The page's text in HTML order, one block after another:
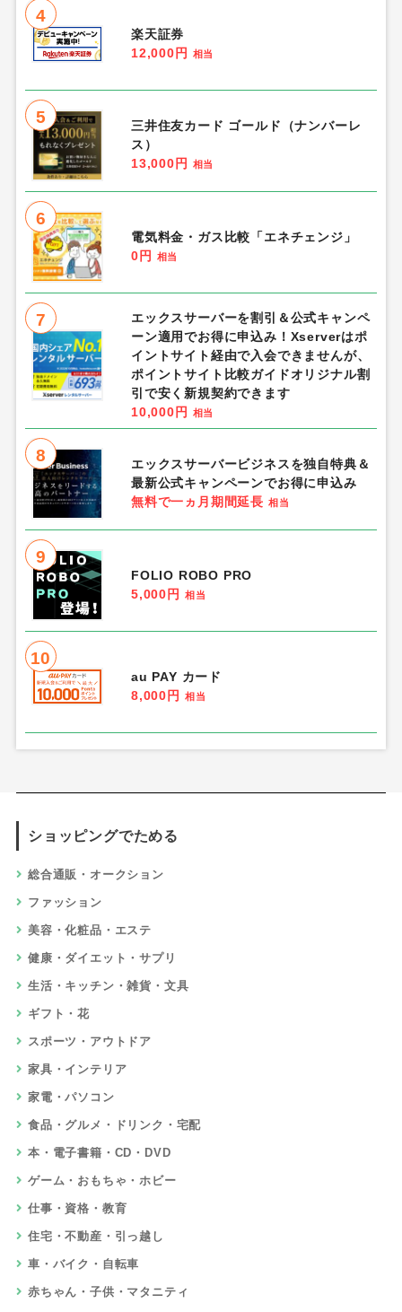
4
楽天証券
12,000円
相当
5
三井住友カード ゴールド（ナンバーレ
ス）
13,000円
相当
6
電気料金・ガス比較「エネチェンジ」
0円
相当
7
エックスサーバーを割引＆公式キャンペ
ーン適用でお得に申込み！Xserverはポ
イントサイト経由で入会できませんが、
ポイントサイト比較ガイドオリジナル割
引で安く新規契約できます
10,000円
相当
8
エックスサーバービジネスを独自特典＆
最新公式キャンペーンでお得に申込み
無料で一ヵ月期間延長 相当
9
FOLIO ROBO PRO
5,000円
相当
10
au PAY カード
8,000円
相当
ショッピングでためる
総合通販・オークション
ファッション
美容・化粧品・エステ
健康・ダイエット・サプリ
生活・キッチン・雑貨・文具
ギフト・花
スポーツ・アウトドア
家具・インテリア
家電・パソコン
食品・グルメ・ドリンク・宅配
本・電子書籍・CD・DVD
ゲーム・おもちゃ・ホビー
仕事・資格・教育
住宅・不動産・引っ越し
車・バイク・自転車
赤ちゃん・子供・マタニティ